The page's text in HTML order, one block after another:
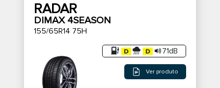
RADAR
DIMAX 4SEASON
155/65R14 75H
71dB
Ver produto